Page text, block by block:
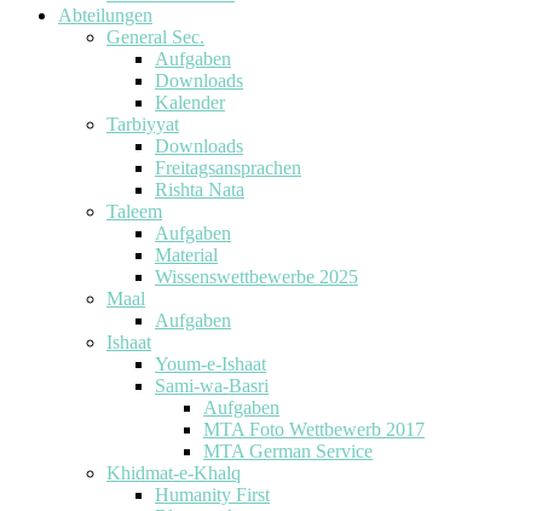
Abteilungen
General Sec.
Aufgaben
Downloads
Kalender
Tarbiyyat
Downloads
Freitagsansprachen
Rishta Nata
Taleem
Aufgaben
Material
Wissenswettbewerbe 2025
Maal
Aufgaben
Ishaat
Youm-e-Ishaat
Sami-wa-Basri
Aufgaben
MTA Foto Wettbewerb 2017
MTA German Service
Khidmat-e-Khalq
Humanity First